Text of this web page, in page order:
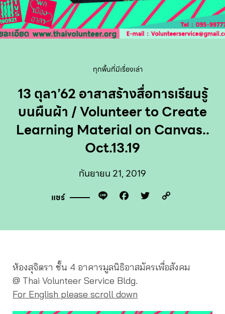
ทุกพื้นที่มีเรื่องเล่า
13 ตุลา’62 อาสาสร้างสื่อการเรียนรู้
บนผืนผ้า / Volunteer to Create
Learning Material on Canvas..
Oct.13.19
กันยายน 21, 2019
แชร์ Line Facebook
Twitter
ห้องสุจิตรา ชั้น 4 อาคารมูลนิธิอาสมัครเพื่อสังคม
@ Thai Volunteer Service Bldg.
For English please scroll down